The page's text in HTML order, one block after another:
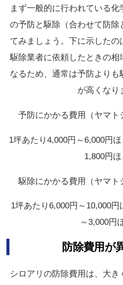
まず一般的に行われている化
の予防と駆除（合わせて防除
てみましょう。下に示したの
駆除業者に依頼したときの相
なるため、通常は予防よりも
が高くなり
予防にかかる費用（ヤマト
1坪あたり4,000円～6,000円
1,800円ほ
駆除にかかる費用（ヤマト
1坪あたり6,000円～10,000円
～3,000円
防除費用が
シロアリの防除費用は、大